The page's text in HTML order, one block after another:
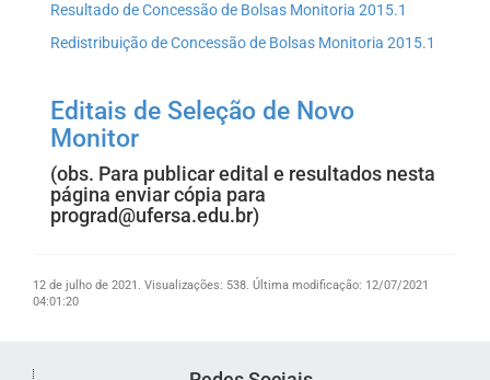
Resultado de Concessão de Bolsas Monitoria 2015.1
Redistribuição de Concessão de Bolsas Monitoria 2015.1
Editais de Seleção de Novo
Monitor
(obs. Para publicar edital e resultados nesta
página enviar cópia para
prograd@ufersa.edu.br)
12 de julho de 2021. Visualizações: 538. Última modificação: 12/07/2021
04:01:20